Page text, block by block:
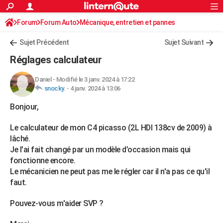
ACTUALITÉS
Politique
Société
Faits Divers
Education
Monde
Villes
+
FINANCE
Retraite
Impôts
Epargne
Immobilier
Risques naturels par ville
Banque
Assurance
Crédit
AUTO
Essais
Réserver un essai
Citadines
Berlines
SUV
Forum auto
+HIGH-TECH
Mobiles
Meilleur smartphone
Internet
Ordinateurs
Jeux vidéo
Guide high-tech
+
Forum
Aménagement intérieur
Extérieur
Cuisine
Salle de bains
Jardinage
Rangement
WEEK-END
Guides de France
Escapades
Patrimoine
Expositions
Musées
Week-end nature
LIFESTYLE
Rechercher
S'inscrire
Connexion
Forum Forum Auto Mécanique, entretien et pannes
Sujet Précédent Sujet Suivant
Réglages calculateur
Daniel - Modifié le 3 janv. 2024 à 17:22
snocky. - 4 janv. 2024 à 13:06
Bonjour,
Le calculateur de mon C4 picasso (2L HDI 138cv de 2009) à
lâché.
Je l'ai fait changé par un modèle d’occasion mais qui
fonctionne encore.
Le mécanicien ne peut pas me le régler car il n'a pas ce qu'il
faut.
Pouvez-vous m'aider SVP ?